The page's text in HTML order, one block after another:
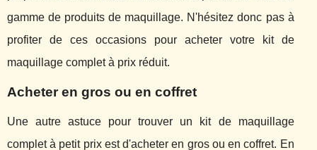
gamme de produits de maquillage. N'hésitez donc pas à
profiter de ces occasions pour acheter votre kit de
maquillage complet à prix réduit.
Acheter en gros ou en coffret
Une autre astuce pour trouver un kit de maquillage
complet à petit prix est d'acheter en gros ou en coffret. En